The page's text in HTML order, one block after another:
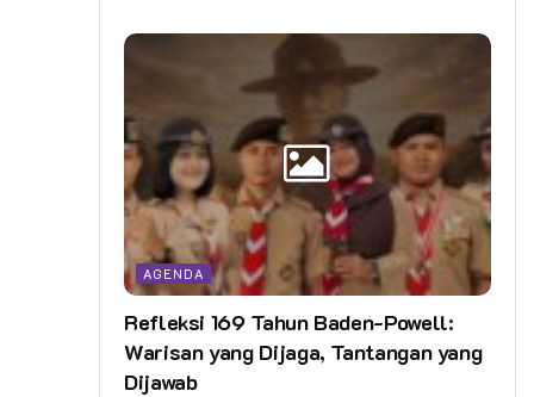
AGENDA
Refleksi 169 Tahun Baden-Powell:
Warisan yang Dijaga, Tantangan yang
Dijawab